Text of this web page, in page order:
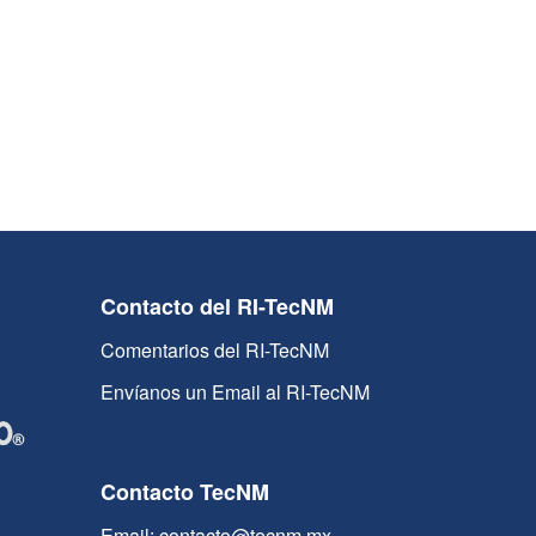
Contacto del RI-TecNM
Comentarios del RI-TecNM
Envíanos un Email al RI-TecNM
Contacto TecNM